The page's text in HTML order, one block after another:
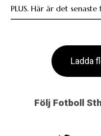
PLUS. Här är det
Ladda
Följ Fotboll